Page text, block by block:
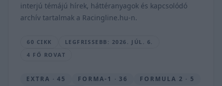
interjú témájú hírek, háttéranyagok és kapcsolódó
archív tartalmak a Racingline.hu-n.
60 CIKK
LEGFRISSEBB: 2026. JÚL. 6.
4 FŐ ROVAT
EXTRA · 45 FORMA-1 · 36
FORMULA 2 · 5
interjú
Luca
SEBŐK